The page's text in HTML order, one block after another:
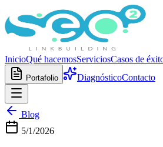
InicioQué hacemosServiciosCasos de
Portafolio DiagnósticoContacto
Blog
5/1/2026